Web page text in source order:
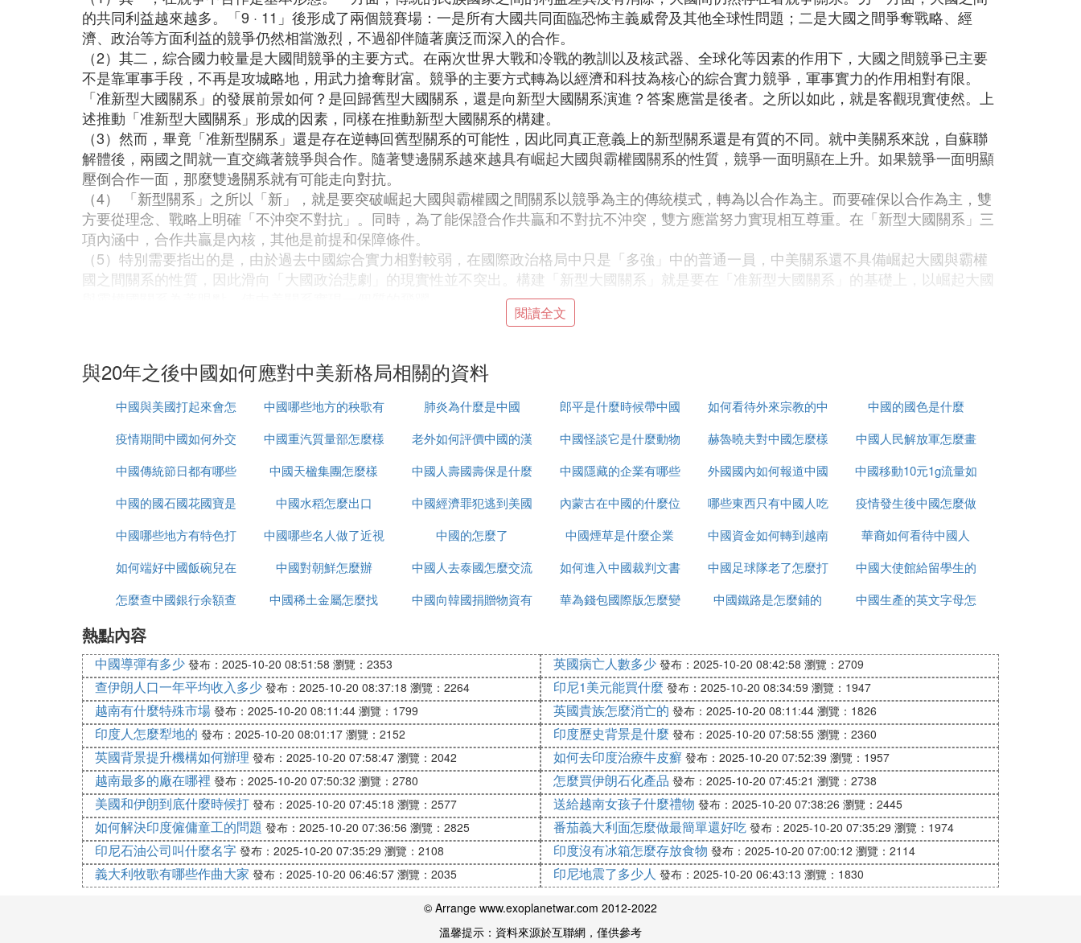
的共同利益越來越多。「9 · 11」後形成了兩個競賽場：一是所有大國共同面臨恐怖主義威脅及其他全球性問題；二是大國之間爭奪戰略、經
濟、政治等方面利益的競爭仍然相當激烈，不過卻伴隨著廣泛而深入的合作。
（2）其二，綜合國力較量是大國間競爭的主要方式。在兩次世界大戰和冷戰的教訓以及核武器、全球化等因素的作用下，大國之間競爭已主要
不是靠軍事手段，不再是攻城略地，用武力搶奪財富。競爭的主要方式轉為以經濟和科技為核心的綜合實力競爭，軍事實力的作用相對有限。
「准新型大國關系」的發展前景如何？是回歸舊型大國關系，還是向新型大國關系演進？答案應當是後者。之所以如此，就是客觀現實使然。上
述推動「准新型大國關系」形成的因素，同樣在推動新型大國關系的構建。
（3）然而，畢竟「准新型關系」還是存在逆轉回舊型關系的可能性，因此同真正意義上的新型關系還是有質的不同。就中美關系來說，自蘇聯
解體後，兩國之間就一直交織著競爭與合作。隨著雙邊關系越來越具有崛起大國與霸權國關系的性質，競爭一面明顯在上升。如果競爭一面明顯
壓倒合作一面，那麼雙邊關系就有可能走向對抗。
（4） 「新型關系」之所以「新」，就是要突破崛起大國與霸權國之間關系以競爭為主的傳統模式，轉為以合作為主。而要確保以合作為主，雙
方要從理念、戰略上明確「不沖突不對抗」。同時，為了能保證合作共贏和不對抗不沖突，雙方應當努力實現相互尊重。在「新型大國關系」三
項內涵中，合作共贏是內核，其他是前提和保障條件。
（5）特別需要指出的是，由於過去中國綜合實力相對較弱，在國際政治格局中只是「多強」中的普通一員，中美關系還不具備崛起大國與霸權
國之間關系的性質，因此滑向「大國政治悲劇」的現實性並不突出。構建「新型大國關系」就是要在「准新型大國關系」的基礎上，以崛起大國
8， 總結中美「准新型大國關系」，可以看出，幾十年來，兩國未走向全面對抗、沖突，也有合作共贏。然而，兩國之間卻摩擦不斷，在個別領
平等的心態來對待中國，對中國的核心利益和大國地位沒有應有的尊重。因此，要構建中美新型大國關系，兩國必須加強相互尊重。尤其是美
國，要調整霸權心態和強權心態，切實像奧巴馬總統所說的那樣，將中國作為「平等夥伴」來對待。當然，對中國來說，也存在著如果對待美國
的「利益關切」以及霸權心態問題。作為世界頭號強國，也是被相當多國家認可而自己也追求之的霸權國，其「利益關切」肯定與普通大國是不
同的，讓其放棄霸權心態，真正做到對別國平等相待，肯定也是非常困難的事情。然而，這卻是中國必須理性面對、無法迴避的重要現實問題。
從某種意義上說，這恰恰是構建中美新型大國關系的難點所在。
『貳』 如何發展新時期中美關系
知己知彼是處理好新時期中美關系的前提。「知彼」意味著應該充分了解美國的核心利益並避免與之發生直接沖突；「知己」意味著應該明確中
國自洋務運動以來的自強追求。我們需要在「知己知彼」的前提下，制定出處理好新時期中美關系的對策，同時，按照實現國家工業化的標准和
國防現代化的要求，全面調整國內宏觀經濟政策，特別是農村發展政策和城鄉流通領域政策，使中國經濟和社會逐步轉入可持續發展的安全軌
美國的核心利益和中國的自強追求
中美關系無疑是中美兩國之間最主要的國際關系，但是，處理中美關系的主導權並沒有在中國手中。這是中國政府處理中美關系必須面對的現
實。在這種格局之下，中國政府必須牢牢把握處理國內問題的主導權，並在此前提下，圍繞著實施正確的國家戰略，主動調整國內經濟關系和產
業結構，從而使中國在中美兩國的戰略博弈過程中處於有利的地位。如果中國政府在對內改革和對外開放的過程中不斷喪失處理國內政治、經
濟、文化和軍事的主導權，同時，美國利用中美之間的各種利益關系操縱著中國的內部關系並不斷地侵害中國的核心利益和長遠利益，那麼，中
國將面臨著極其被動的局面。這種被動局面主要表現為，如果順從美國的意志則喪權辱國；如果逆其利益則可能爆發直接或間接的政治、經濟和
軍事沖突。從目前的局面分析，中國已經陷入了這種尷尬和被動之中。
知己知彼是處理中美關系的前提。中國在處理中美關系過程中之所以陷於尷尬和被動，原因在於既不知彼、也不知己。
「知彼」就是要清楚美國現階段的核心利益。美國從一個英國殖民地發展成為獨霸全球的超級大國，其核心利益在不斷地演化。美國的核心利益
已經遠遠超越了二百年前追求國家獨立和領土完整的目標。從尼克松時代開始，美國的核心利益已經上升到美元、上升到維護美元的全球儲備貨
幣地位、上升到維持美元的全球霸權。從入侵伊拉克和阿富汗到引爆希臘債務危機，都是為了鞏固美元的全球地位，維護美國的核心利益。因
此，任何挑戰美元的國家和地區都構成對美國核心利益的挑戰。美國對此決不會視而不見。遺憾的是，中國在基本條件尚未具備的情況下，試圖
以人民幣挑戰美元。
當前，盡管人民幣有了一定的國際信用基礎，但是，人民幣的國際信用基礎並非來自中國的經濟實力、科技實力和軍事實力，而是來自於中國的
美元儲備。因此，以人民幣挑戰美元，實質上是以中國的美元儲備挑戰美國的美元地位。在此情況之下，人民幣挑戰的不是美元，而是人民幣本
身。人民幣挑戰美元的政策後果是暴露了中國挑戰美國核心利益的意圖，但是對美元卻不構成任何威脅。在未來相當長的歷史時期內，中國的經
閱讀全文
與20年之後中國如何應對中美新格局相關的資料
中國與美國打起來會怎
麼樣
中國哪些地方的秧歌有
名
肺炎為什麼是中國
郎平是什麼時候帶中國
女排的
如何看待外來宗教的中
國化
中國的國色是什麼
疫情期間中國如何外交
中國重汽質量部怎麼樣
老外如何評價中國的漢
服
中國怪談它是什麼動物 赫魯曉夫對中國怎麼樣
中國人民解放軍怎麼畫
的
中國傳統節日都有哪些 中國天楹集團怎麼樣 中國人壽國壽保是什麼 中國隱藏的企業有哪些
外國國內如何報道中國
疫情
中國移動10元1g流量如
何取消
中國的國石國花國寶是
什麼
中國水稻怎麼出口
中國經濟罪犯逃到美國
怎麼辦
內蒙古在中國的什麼位
置
哪些東西只有中國人吃
疫情發生後中國怎麼做
的
中國哪些地方有特色打
鼓
中國哪些名人做了近視
手術
中國的怎麼了 中國煙草是什麼企業
中國資金如何轉到越南
炒股
華裔如何看待中國人
如何端好中國飯碗兒在
線播放
中國對朝鮮怎麼辦 中國人去泰國怎麼交流
如何進入中國裁判文書
網官網
中國足球隊老了怎麼打
亞洲杯
中國大使館給留學生的
健康包有什麼
怎麼查中國銀行余額查
中國稀土金屬怎麼找
中國向韓國捐贈物資有
華為錢包國際版怎麼變
中國鐵路是怎麼鋪的
中國生產的英文字母怎
熱點內容
中國導彈有多少 發布：2025-10-20 08:51:58 瀏覽：2353 英國病亡人數多少 發布：2025-10-20 08:42:58 瀏覽：2709
查伊朗人口一年平均收入多少 發布：2025-10-20 08:37:18 瀏覽：2264 印尼1美元能買什麼 發布：2025-10-20 08:34:59 瀏覽：1947
越南有什麼特殊市場 發布：2025-10-20 08:11:44 瀏覽：1799 英國貴族怎麼消亡的 發布：2025-10-20 08:11:44 瀏覽：1826
印度人怎麼犁地的 發布：2025-10-20 08:01:17 瀏覽：2152 印度歷史背景是什麼 發布：2025-10-20 07:58:55 瀏覽：2360
英國背景提升機構如何辦理 發布：2025-10-20 07:58:47 瀏覽：2042 如何去印度治療牛皮癬 發布：2025-10-20 07:52:39 瀏覽：1957
越南最多的廠在哪裡 發布：2025-10-20 07:50:32 瀏覽：2780 怎麼買伊朗石化產品 發布：2025-10-20 07:45:21 瀏覽：2738
美國和伊朗到底什麼時候打 發布：2025-10-20 07:45:18 瀏覽：2577 送給越南女孩子什麼禮物 發布：2025-10-20 07:38:26 瀏覽：2445
如何解決印度僱傭童工的問題 發布：2025-10-20 07:36:56 瀏覽：2825 番茄義大利面怎麼做最簡單還好吃 發布：2025-10-20 07:35:29 瀏覽：1974
印尼石油公司叫什麼名字 發布：2025-10-20 07:35:29 瀏覽：2108 印度沒有冰箱怎麼存放食物 發布：2025-10-20 07:00:12 瀏覽：2114
義大利牧歌有哪些作曲大家 發布：2025-10-20 06:46:57 瀏覽：2035 印尼地震了多少人 發布：2025-10-20 06:43:13 瀏覽：1830
© Arrange www.exoplanetwar.com 2012-2022
溫馨提示：資料來源於互聯網，僅供參考